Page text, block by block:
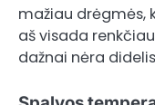
mažiau drėgmės,
aš visada
dažnai nėra